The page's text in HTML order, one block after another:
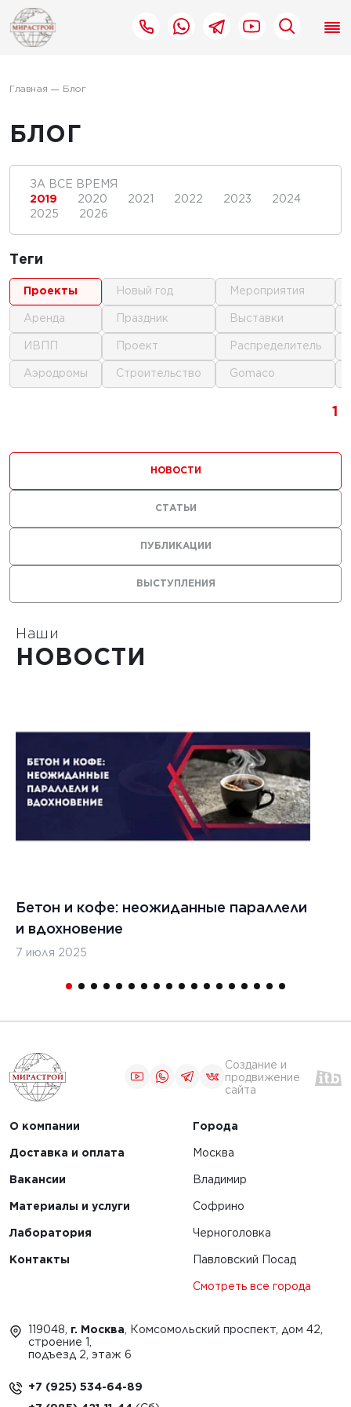
Главная Блог
БЛОГ
1
ВЫСТУПЛЕНИЯ
ПУБЛИКАЦИИ
НОВОСТИ
СТАТЬИ
ЗА ВСЕ ВРЕМЯ
2019
2020 2021 2022 2023
2024
2025
2026
Теги
проекты
аренда
ИВПП
аэродромы
новый год
праздник
проект
строительство
мероприятия
выставки
распределитель
gomaco
Наши
НОВОСТИ
Бетон и кофе: неожиданные параллели
и вдохновение
7 июля 2025
Создание и
продвижение
сайта
О компании
Доставка и оплата
Вакансии
Материалы и услуги
Лаборатория
Контакты
Города
Москва
Владимир
Софрино
Черноголовка
Павловский Посад
Смотреть все города
119048, г. Москва , Комсомольский проспект, дом 42,
строение 1,
подъезд 2, этаж 6
+7 (925) 534-64-89